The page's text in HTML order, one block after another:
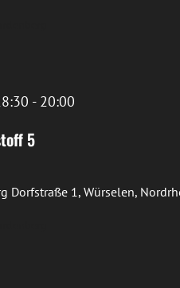
5
- 20:00
Dorfstraße 1, Würselen,